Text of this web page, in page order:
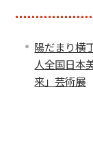
陽だまり
人全国日
来」芸術展